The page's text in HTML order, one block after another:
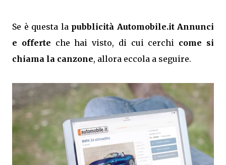
Se è questa la pubblicità Automobile.it Annunci
e offerte che hai visto, di cui cerchi come si
chiama la canzone, allora eccola a seguire.